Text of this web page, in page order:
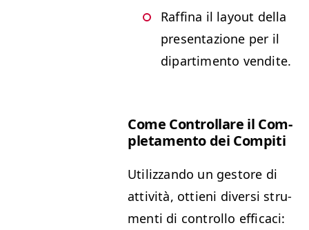
Raf­fi­na il lay­out del­la
pre­sen­tazione per il
dipar­ti­men­to vendite.
Come Con­trol­lare il Com­
ple­ta­men­to dei Compiti
Uti­liz­zan­do un gestore di
attiv­ità, ottieni diver­si stru­
men­ti di con­trol­lo efficaci: